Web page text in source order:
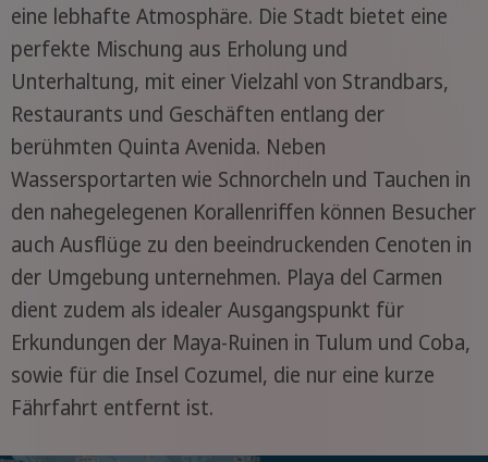
eine lebhafte Atmosphäre. Die Stadt bietet eine
perfekte Mischung aus Erholung und
Unterhaltung, mit einer Vielzahl von Strandbars,
Restaurants und Geschäften entlang der
berühmten Quinta Avenida. Neben
Wassersportarten wie Schnorcheln und Tauchen in
den nahegelegenen Korallenriffen können Besucher
auch Ausflüge zu den beeindruckenden Cenoten in
der Umgebung unternehmen. Playa del Carmen
dient zudem als idealer Ausgangspunkt für
Erkundungen der Maya-Ruinen in Tulum und Coba,
sowie für die Insel Cozumel, die nur eine kurze
Fährfahrt entfernt ist.